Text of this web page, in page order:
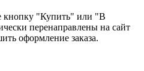
кнопку "Купить" или "В
перенаправлены на сайт
оформление заказа.